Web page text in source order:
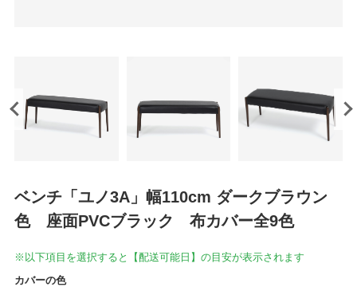
ベンチ「ユノ3A」幅110cm ダークブラウン
色 座面PVCブラック 布カバー全9色
※以下項目を選択すると【配送可能日】の目安が表示されます
カバーの色